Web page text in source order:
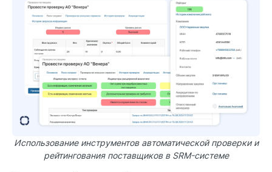
Использование инструментов автоматической проверки и
рейтингования поставщиков в SRM-системе